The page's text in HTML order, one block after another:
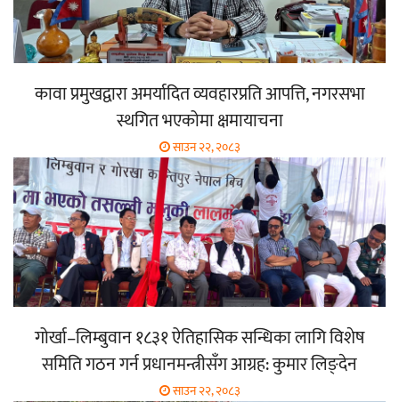
कावा प्रमुखद्वारा अमर्यादित व्यवहारप्रति आपत्ति, नगरसभा
स्थगित भएकोमा क्षमायाचना
साउन २२, २०८३
गोर्खा–लिम्बुवान १८३१ ऐतिहासिक सन्धिका लागि विशेष
समिति गठन गर्न प्रधानमन्त्रीसँग आग्रह: कुमार लिङ्देन
साउन २२, २०८३